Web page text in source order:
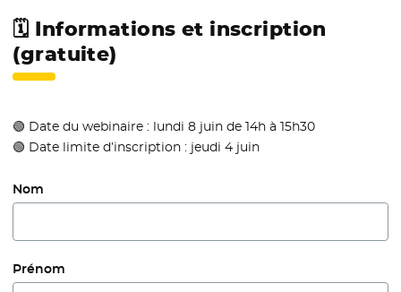
🗓️ Informations et inscription
(gratuite)
🟢 Date du webinaire : lundi 8 juin de 14h à 15h30
🟢 Date limite d’inscription : jeudi 4 juin
Nom
Prénom